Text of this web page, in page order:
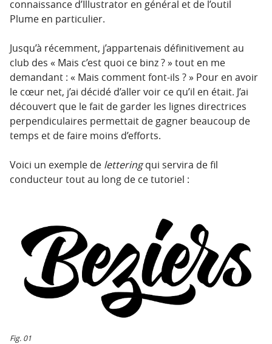
connaissance d’Illustrator en général et de l’outil
Plume en particulier.
Jusqu’à récemment, j’appartenais définitivement au
club des « Mais c’est quoi ce binz ? » tout en me
demandant : « Mais comment font-ils ? » Pour en avoir
le cœur net, j’ai décidé d’aller voir ce qu’il en était. J’ai
découvert que le fait de garder les lignes directrices
perpendiculaires permettait de gagner beaucoup de
temps et de faire moins d’efforts.
Voici un exemple de letteringqui servira de fil
conducteur tout au long de ce tutoriel :
Fig. 01